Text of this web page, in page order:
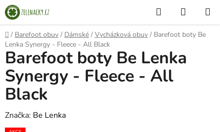
Přejít
na
obsah
Hledat
KOŠÍK
Domů
/ Barefoot obuv / Dámské / Vycházková obuv / Barefoot boty Be
Lenka Synergy - Fleece - All Black
Barefoot boty Be Lenka
Synergy - Fleece - All
Black
Značka: Be Lenka